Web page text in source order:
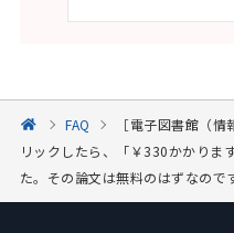
FAQ
［電子図書館（
リックしたら、「￥330かかりま
た。その論文は無料のはずなので